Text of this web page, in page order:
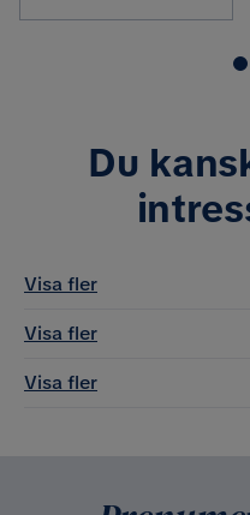
Du
Visa fler
Visa fler
Visa fler